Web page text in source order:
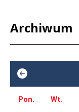
Archiwum
Pon. Wt.